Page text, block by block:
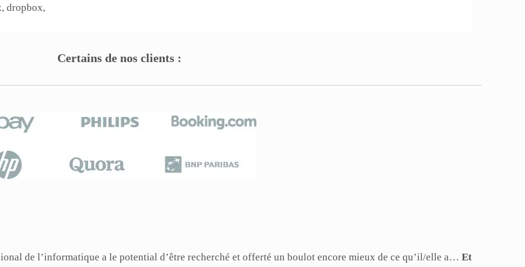
dropbox,
Certains de nos clients :
de l’informatique a le potential d’être recherché et offerté un boulot encore mieux de ce qu’il/elle a… Et